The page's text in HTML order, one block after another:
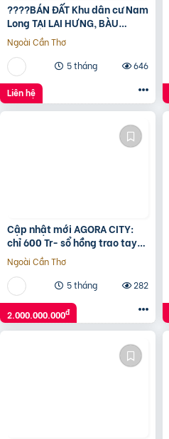
????BÁN ĐẤT Khu dân cư Nam
Long TẠI LAI HƯNG, BÀU
BÀNG, BÌNH DƯƠNG????
Ngoài Cần Thơ
5 tháng
646
Liên hệ
Cập nhật mới AGORA CITY:
chỉ 600 Tr- sổ hồng trao tay-
không gốc & Hỗ trợ LS 24
tháng.Vũ 0933910039
Ngoài Cần Thơ
5 tháng
282
2.000.000.000đ